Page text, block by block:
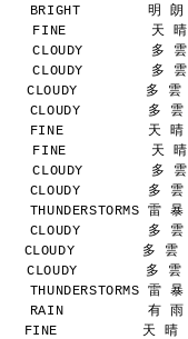
明 朗
FINE          天 晴
多 雲
多 雲
CLOUDY        多 雲
多 雲
FINE          天 晴
FINE          天 晴
多 雲
多 雲
雷 暴
多 雲
CLOUDY        多 雲
CLOUDY        多 雲
雷 暴
RAIN          有 雨
FINE          天 晴